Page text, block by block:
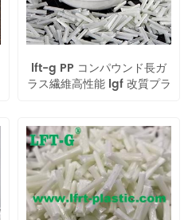
lft-g PP コンパウンド長ガ
ラス繊維高性能 lgf 改質プラ